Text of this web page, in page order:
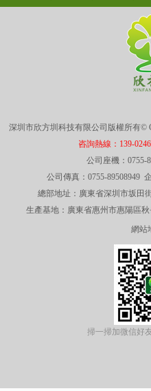
深圳市欣方圳科技有限公司版權所有©
咨詢熱線：139-
公司座機：0755-
公司傳真：0755-89508949
總部地址：廣東省深圳市坂田
生產基地：廣東省惠州市惠陽區
網站
掃一掃加微信好